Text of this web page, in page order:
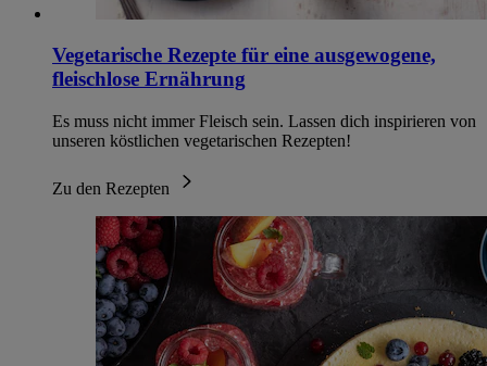
Vegetarische Rezepte für eine ausgewogene,
fleischlose Ernährung
Es muss nicht immer Fleisch sein. Lassen dich inspirieren von
unseren köstlichen vegetarischen Rezepten!
Zu den Rezepten